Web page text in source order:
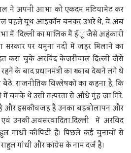
ने अपनी आभा को एकदम मटियामेट कर
पहले यूथ आइकॉन बनकर उभरे थे, वे अब
में ‘दिल्ली का मालिक मैं हॅंू‘ जैसे अहंकारी
पर यमुना नदी में जहर मिलाने का
करा चुके अरविंद केजरीवाल दिल्ली जैसे
के बाद प्रधानमंत्री का ख्वाब देखने लगे थे
राजनीतिक विश्लेषकों का कहना है, कि
में चमके थे उसी तत्परता से औंधे मुंह जा गिरे.
और इसकी वजह है उनका बड़बोलापन और
उनकी अवसरवादिता.दिल्ली में अरविंद
गांधी की पिटी है। पिछले कई चुनावों से
गांधी और कांग्रेस के नाम दर्ज है।